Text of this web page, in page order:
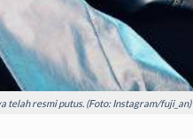
telah resmi putus. (Foto: Instagram/fuji_an)